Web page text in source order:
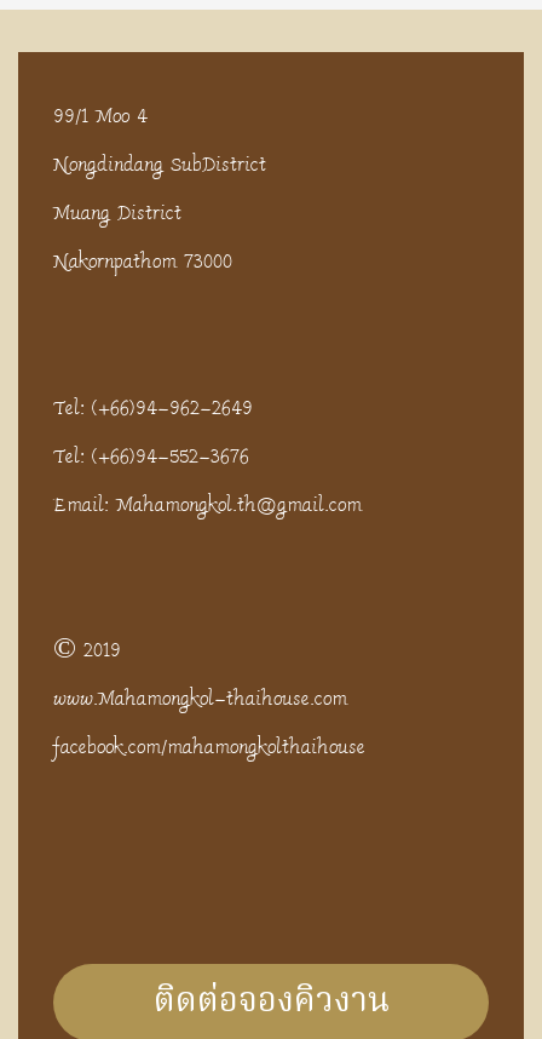
99/1 Moo 4
Nongdindang SubDistrict
Muang District
Nakornpathom 73000
Tel: (+66)94-962-2649
Tel: (+66)94-552-3676
Email: Mahamongkol.th@gmail.com
© 2019
www.Mahamongkol-thaihouse.com
facebook.com/mahamongkolthaihouse
ติดต่อจองคิวงาน